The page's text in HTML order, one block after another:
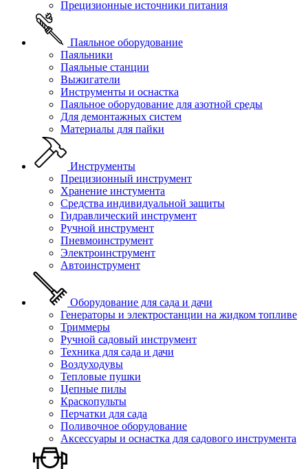
Прецизионные источники питания
Паяльное оборудование
Паяльники
Паяльные станции
Выжигатели
Инструменты и оснастка
Паяльное оборудование для азотной среды
Для демонтажных систем
Материалы для пайки
Инструменты
Прецизионный инструмент
Хранение инстумента
Средства индивидуальной защиты
Гидравлический инструмент
Ручной инструмент
Пневмоинструмент
Электроинструмент
Автоинструмент
Оборудование для сада и дачи
Генераторы и электростанции на жидком топливе
Триммеры
Ручной садовый инструмент
Техника для сада и дачи
Воздуходувы
Тепловые пушки
Цепные пилы
Краскопульты
Перчатки для сада
Поливочное оборудование
Аксессуары и оснастка для садового инструмента